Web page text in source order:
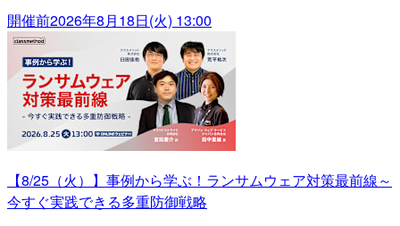
開催前2026年8月18日(火) 13:00
【8/25（火）】事例から学ぶ！ランサムウェア対策最前線～
今すぐ実践できる多重防御戦略